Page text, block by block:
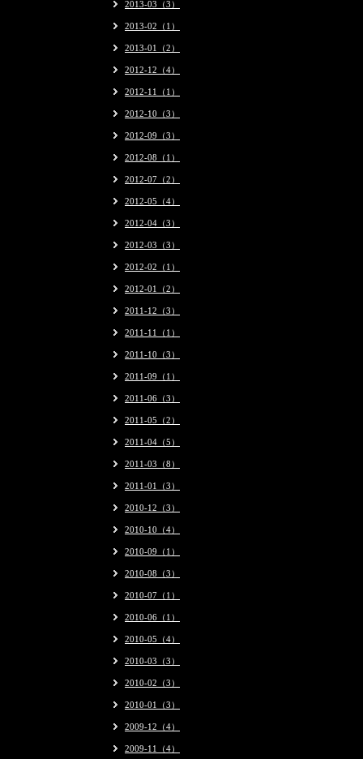
2013-03（3）
2013-02（1）
2013-01（2）
2012-12（4）
2012-11（1）
2012-10（3）
2012-09（3）
2012-08（1）
2012-07（2）
2012-05（4）
2012-04（3）
2012-03（3）
2012-02（1）
2012-01（2）
2011-12（3）
2011-11（1）
2011-10（3）
2011-09（1）
2011-06（3）
2011-05（2）
2011-04（5）
2011-03（8）
2011-01（3）
2010-12（3）
2010-10（4）
2010-09（1）
2010-08（3）
2010-07（1）
2010-06（1）
2010-05（4）
2010-03（3）
2010-02（3）
2010-01（3）
2009-12（4）
2009-11（4）